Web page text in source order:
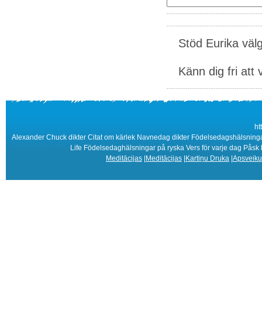
Stöd Eurika
Känn dig fri att
Alexander Chuck dikter Citat om kärlek Navnedag dikter
Life Födelsedaghälsningar på ryska Vers för varje dag
Meditācijas Meditācijas Kartiņu Druka